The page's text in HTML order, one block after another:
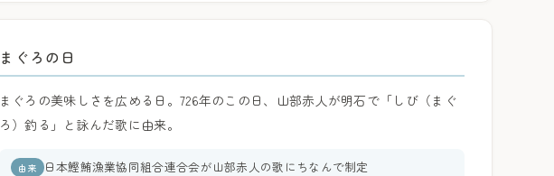
まぐろの日
まぐろの美味しさを広める日。726年のこの日、山部赤人が明石で「しび（まぐ
ろ）釣る」と詠んだ歌に由来。
由来 日本鰹鮪漁業協同組合連合会が山部赤人の歌にちなんで制定